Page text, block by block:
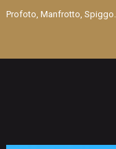
Profoto, Manfrotto, Spiggo...